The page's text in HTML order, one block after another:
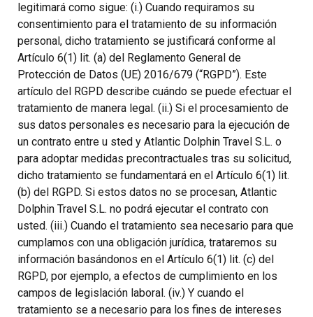
legitimará como sigue: (i.) Cuando requiramos su
consentimiento para el tratamiento de su información
personal, dicho tratamiento se justificará conforme al
Artículo 6(1) lit. (a) del Reglamento General de
Protección de Datos (UE) 2016/679 (“RGPD”). Este
artículo del RGPD describe cuándo se puede efectuar el
tratamiento de manera legal. (ii.) Si el procesamiento de
sus datos personales es necesario para la ejecución de
un contrato entre u sted y Atlantic Dolphin Travel S.L. o
para adoptar medidas precontractuales tras su solicitud,
dicho tratamiento se fundamentará en el Artículo 6(1) lit.
(b) del RGPD. Si estos datos no se procesan, Atlantic
Dolphin Travel S.L. no podrá ejecutar el contrato con
usted. (iii.) Cuando el tratamiento sea necesario para que
cumplamos con una obligación jurídica, trataremos su
información basándonos en el Artículo 6(1) lit. (c) del
RGPD, por ejemplo, a efectos de cumplimiento en los
campos de legislación laboral. (iv.) Y cuando el
tratamiento se a necesario para los fines de intereses